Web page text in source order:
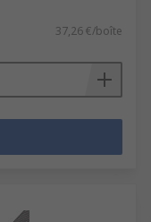
37,26 €/boîte